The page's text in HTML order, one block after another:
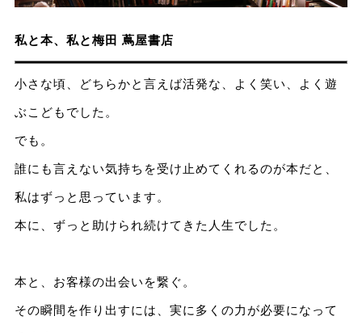
私と本、私と梅田 蔦屋書店
小さな頃、どちらかと言えば活発な、よく笑い、よく遊
ぶこどもでした。
でも。
誰にも言えない気持ちを受け止めてくれるのが本だと、
私はずっと思っています。
本に、ずっと助けられ続けてきた人生でした。
本と、お客様の出会いを繋ぐ。
その瞬間を作り出すには、実に多くの力が必要になって